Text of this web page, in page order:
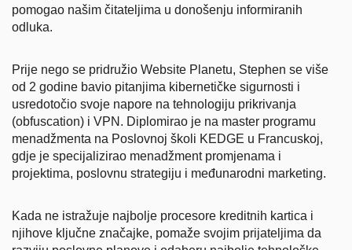
pomogao našim čitateljima u donošenju informiranih
odluka.
Prije nego se pridružio Website Planetu, Stephen se više
od 2 godine bavio pitanjima kibernetičke sigurnosti i
usredotočio svoje napore na tehnologiju prikrivanja
(obfuscation) i VPN. Diplomirao je na master programu
menadžmenta na Poslovnoj školi KEDGE u Francuskoj,
gdje je specijalizirao menadžment promjenama i
projektima, poslovnu strategiju i međunarodni marketing.
Kada ne istražuje najbolje procesore kreditnih kartica i
njihove ključne značajke, pomaže svojim prijateljima da